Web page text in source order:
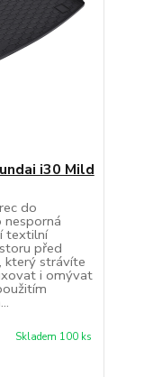
i30 Mild
do
nesporná
textilní
před
který strávíte
i omývat
Skladem 100 ks